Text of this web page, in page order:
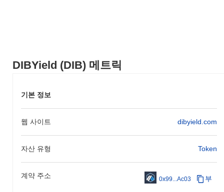
DIBYield (DIB) 메트릭
기본 정보
웹 사이트 dibyield.com
자산 유형 Token
계약 주소 0x99...Ac03 부